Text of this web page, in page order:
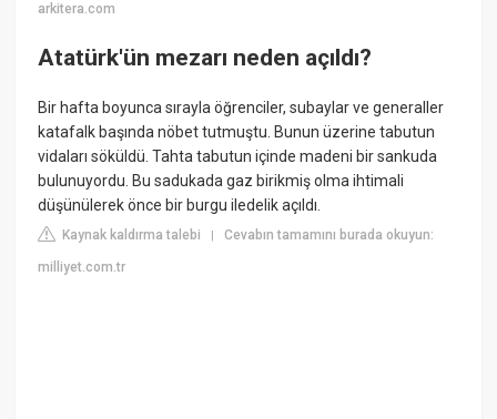
arkitera.com
Atatürk'ün mezarı neden açıldı?
Bir hafta boyunca sırayla öğrenciler, subaylar ve generaller
katafalk başında nöbet tutmuştu. Bunun üzerine tabutun
vidaları söküldü. Tahta tabutun içinde madeni bir sankuda
bulunuyordu. Bu sadukada gaz birikmiş olma ihtimali
düşünülerek önce bir burgu iledelik açıldı.
Kaynak kaldırma talebi |Cevabın tamamını burada okuyun:
milliyet.com.tr